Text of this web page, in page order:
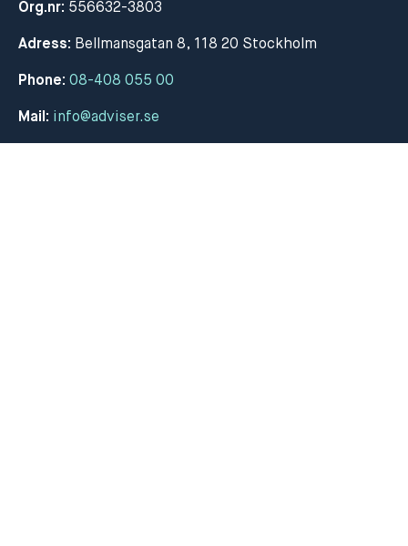
Org.nr: 556632-3803
Adress: Bellmansgatan 8, 118 20 Stockholm
Phone: 08-408 055 00
Mail: info@adviser.se